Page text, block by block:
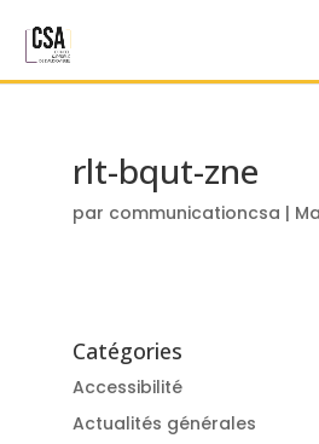
rlt-bqut-zne
par communicationcsa |
Catégories
Accessibilité
Actualités générales